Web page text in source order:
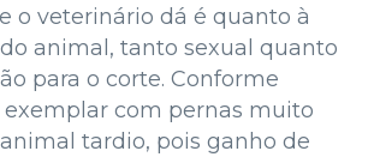
o veterinário dá é quanto à
animal, tanto sexual quanto
para o corte. Conforme
com pernas muito
tardio, pois ganho de